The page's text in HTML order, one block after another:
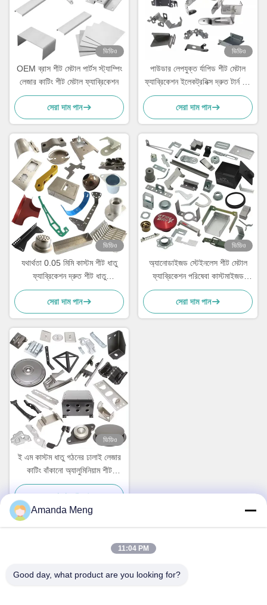
ভিডিও
OEM ব্রাস শীট মেটাল পার্টস স্ট্যাম্পিং
লেজার কাটিং শীট মেটাল ফ্যাব্রিকেশন
সেরা দাম পান
ভিডিও
পাউডার লেপযুক্ত র্যাপিড শীট মেটাল
ফ্যাব্রিকেশন ইলেকট্রনিক্স দ্রুত টার্ন শীট
মেটাল
সেরা দাম পান
ভিডিও
যথার্থতা 0.05 মিমি কাস্টম শীট ধাতু
ফ্যাব্রিকেশন দ্রুত শীট ধাতু
প্রোটোটাইপিং
সেরা দাম পান
ভিডিও
অ্যানোডাইজড স্টেইনলেস শীট মেটাল
ফ্যাব্রিকেশন পরিষেবা কাস্টমাইজড
ISO9001
সেরা দাম পান
ভিডিও
ই এম কাস্টম ধাতু গঠনের ঢালাই লেজার
কাটিং বাঁকানো অ্যালুমিনিয়াম শীট
ফ্যাব্রিকেশন
সেরা দাম পান
Amanda Meng
11:04 PM
Good day, what product are you looking for?